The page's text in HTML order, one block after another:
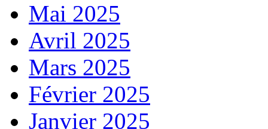
Mai 2025
Avril 2025
Mars 2025
Février 2025
Janvier 2025